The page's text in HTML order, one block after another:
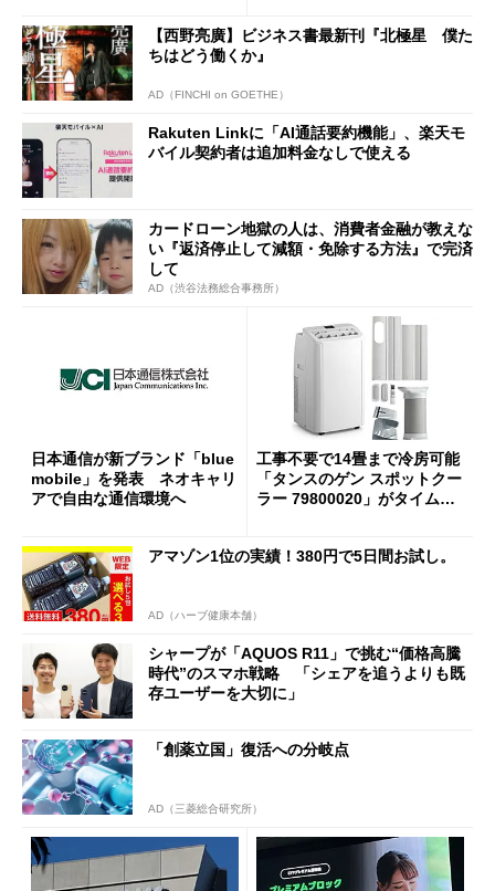
【西野亮廣】ビジネス書最新刊『北極星 僕た
ちはどう働くか』
AD（FINCHI on GOETHE）
Rakuten Linkに「AI通話要約機能」、楽天モ
バイル契約者は追加料金なしで使える
カードローン地獄の人は、消費者金融が教えな
い『返済停止して減額・免除する方法』で完済
して
AD（渋谷法務総合事務所）
日本通信が新ブランド「blue
mobile」を発表 ネオキャリ
アで自由な通信環境へ
工事不要で14畳まで冷房可能
「タンスのゲン スポットクー
ラー 79800020」がタイムセ
アマゾン1位の実績！380円で5日間お試し。
AD（ハーブ健康本舗）
シャープが「AQUOS R11」で挑む“価格高騰
時代”のスマホ戦略 「シェアを追うよりも既
存ユーザーを大切に」
「創薬立国」復活への分岐点
AD（三菱総合研究所）